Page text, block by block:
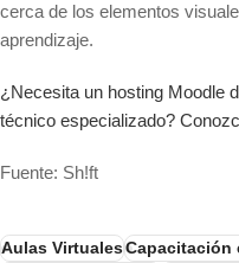
cerca de los elementos
aprendizaje.
¿Necesita un hosting Moodle
técnico especializado?
Fuente: Sh!ft
Aulas VirtualesCapacitación